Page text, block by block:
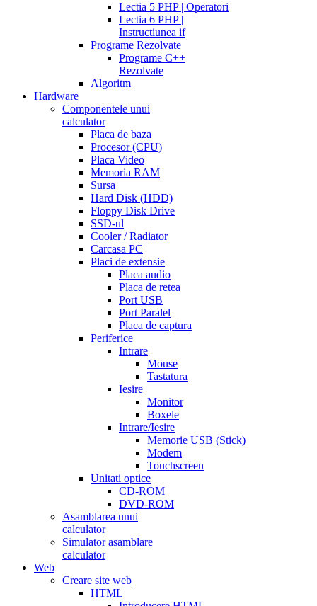
Lectia 5 PHP | Operatori
Lectia 6 PHP |
Instructiunea if
Programe Rezolvate
Programe C++
Rezolvate
Algoritm
Hardware
Componentele unui
calculator
Placa de baza
Procesor (CPU)
Placa Video
Memoria RAM
Sursa
Hard Disk (HDD)
Floppy Disk Drive
SSD-ul
Cooler / Radiator
Carcasa PC
Placi de extensie
Placa audio
Placa de retea
Port USB
Port Paralel
Placa de captura
Periferice
Intrare
Mouse
Tastatura
Iesire
Monitor
Boxele
Intrare/Iesire
Memorie USB (Stick)
Modem
Touchscreen
Unitati optice
CD-ROM
DVD-ROM
Asamblarea unui
calculator
Simulator asamblare
calculator
Web
Creare site web
HTML